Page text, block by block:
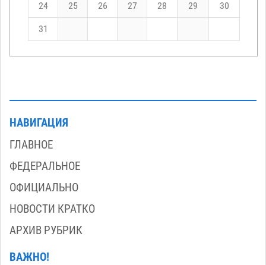
24 25 26 27 28 29 30
31
НАВИГАЦИЯ
ГЛАВНОЕ
ФЕДЕРАЛЬНОЕ
ОФИЦИАЛЬНО
НОВОСТИ КРАТКО
АРХИВ РУБРИК
ВАЖНО!